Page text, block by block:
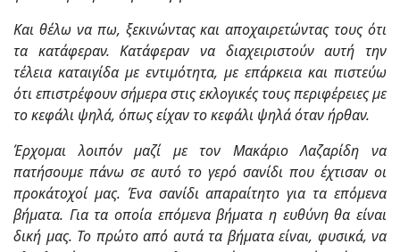
Και θέλω να πω, ξεκινώντας και αποχαιρετώντας τους ότι
τα κατάφεραν. Κατάφεραν να διαχειριστούν αυτή την
τέλεια καταιγίδα με εντιμότητα, με επάρκεια και πιστεύω
ότι επιστρέφουν σήμερα στις εκλογικές τους περιφέρειες με
το κεφάλι ψηλά, όπως είχαν το κεφάλι ψηλά όταν ήρθαν.
Έρχομαι λοιπόν μαζί με τον Μακάριο Λαζαρίδη να
πατήσουμε πάνω σε αυτό το γερό σανίδι που έχτισαν οι
προκάτοχοί μας. Ένα σανίδι απαραίτητο για τα επόμενα
βήματα. Για τα οποία επόμενα βήματα η ευθύνη θα είναι
δική μας. Το πρώτο από αυτά τα βήματα είναι, φυσικά, να